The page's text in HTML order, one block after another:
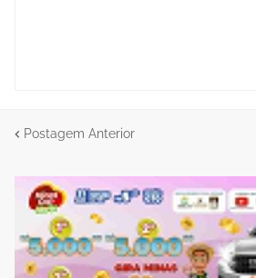
Postagem Anterior